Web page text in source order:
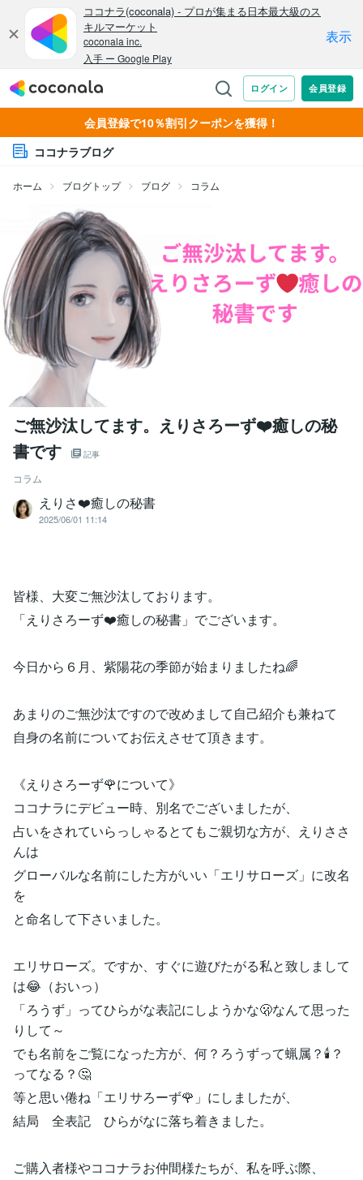
会員登録で10％割引クーポンを獲得！
ココナラブログ
ホーム ブログトップ ブログ コラム
ご無沙汰してます。えりさろーず❤️癒しの秘
書です
記事
コラム
えりさ❤️癒しの秘書
2025/06/01 11:14
皆様、大変ご無沙汰しております。
「えりさろーず❤️癒しの秘書」でございます。
今日から６月、紫陽花の季節が始まりましたね🌈
あまりのご無沙汰ですので改めまして自己紹介も兼ねて
自身の名前についてお伝えさせて頂きます。
《えりさろーず🌹について》
ココナラにデビュー時、別名でございましたが、
占いをされていらっしゃるとてもご親切な方が、えりささ
んは
グローバルな名前にした方がいい「エリサローズ」に改名
を
と命名して下さいました。
エリサローズ。ですか、すぐに遊びたがる私と致しまして
は😂（おいっ）
「ろうず」ってひらがな表記にしようかな🫢なんて思った
りして～
でも名前をご覧になった方が、何？ろうずって蝋属？🕯？
ってなる？🤔
等と思い倦ね「エリサろーず🌹」にしましたが、
結局 全表記 ひらがなに落ち着きました。
ご購入者様やココナラお仲間様たちが、私を呼ぶ際、